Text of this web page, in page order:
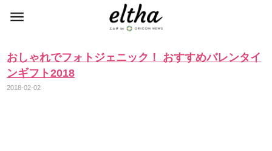
おしゃれでフォトジェニック！ おすすめバレンタイ
ンギフト2018
2018-02-02